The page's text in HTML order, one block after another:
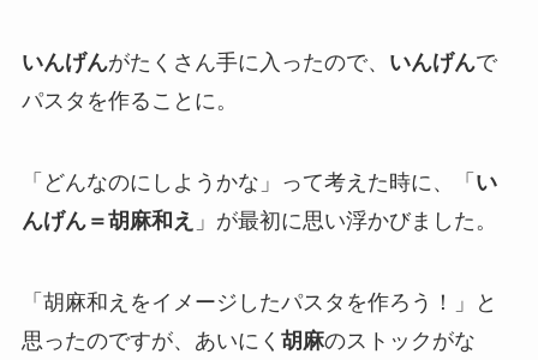
いんげんがたくさん手に入ったので、 いんげんで
パスタを作ることに。
「どんなのにしようかな」って考えた時に、「 い
んげん＝胡麻和え 」が最初に思い浮かびました。
「胡麻和えをイメージしたパスタを作ろう！」と
思ったのですが、あいにく 胡麻のストックがな